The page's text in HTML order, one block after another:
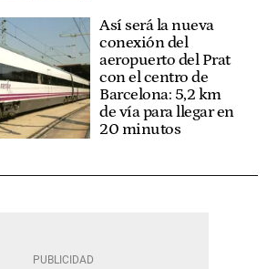
Así será la nueva
conexión del
aeropuerto del Prat
con el centro de
Barcelona: 5,2 km
de vía para llegar en
20 minutos